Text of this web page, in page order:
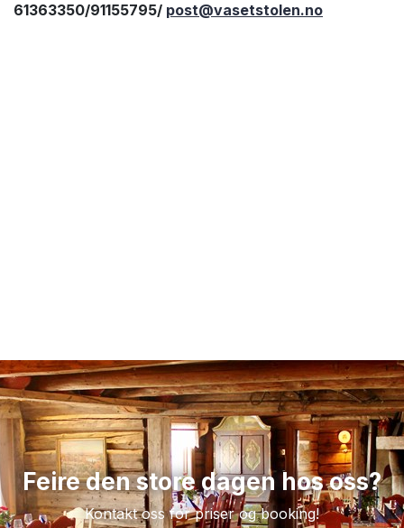
61363350/91155795/ post@vasetstolen.no
Feire den store dagen hos oss?
Kontakt oss for priser og booking!